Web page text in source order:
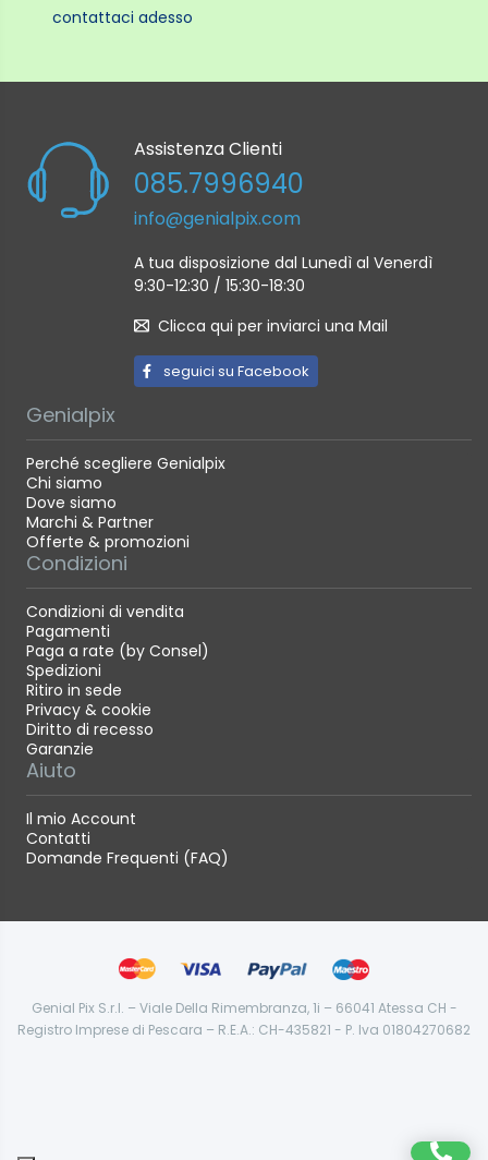
contattaci adesso
Assistenza Clienti
085.7996940
info@genialpix.com
A tua disposizione dal Lunedì al Venerdì
9:30-12:30 / 15:30-18:30
Clicca qui per inviarci una Mail
seguici su Facebook
Genialpix
Perché scegliere Genialpix
Chi siamo
Dove siamo
Marchi & Partner
Offerte & promozioni
Condizioni
Condizioni di vendita
Pagamenti
Paga a rate (by Consel)
Spedizioni
Ritiro in sede
Privacy & cookie
Diritto di recesso
Garanzie
Aiuto
Il mio Account
Contatti
Domande Frequenti (FAQ)
Genial Pix S.r.l. – Viale Della Rimembranza, 1i – 66041 Atessa CH -
Registro Imprese di Pescara – R.E.A.: CH-435821 - P. Iva 01804270682